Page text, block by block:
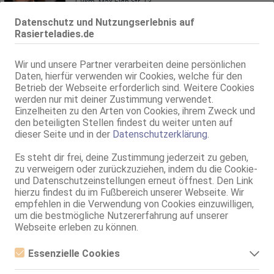
Datenschutz und Nutzungserlebnis auf
Rasierteladies.de
Wir und unsere Partner verarbeiten deine persönlichen
Daten, hierfür verwenden wir Cookies, welche für den
Betrieb der Webseite erforderlich sind. Weitere Cookies
werden nur mit deiner Zustimmung verwendet.
Einzelheiten zu den Arten von Cookies, ihrem Zweck und
den beteiligten Stellen findest du weiter unten auf
dieser Seite und in der Datenschutzerklärung.
Es steht dir frei, deine Zustimmung jederzeit zu geben,
zu verweigern oder zurückzuziehen, indem du die Cookie-
und Datenschutzeinstellungen erneut öffnest. Den Link
hierzu findest du im Fußbereich unserer Webseite. Wir
empfehlen in die Verwendung von Cookies einzuwilligen,
um die bestmögliche Nutzererfahrung auf unserer
Webseite erleben zu können.
Essenzielle Cookies
Essenzielle Cookies sind alle notwendigen Cookies, die für den
1.9km, Max-Eyth-Str. 13
Laura
48 Jahre, 80D, KF 36, 1.70m, total rasiert, deutsch
69, Schmu., Kuscheln, Körperküs., LS
Nürtingen VIDEO
1.9km, Max-Eyth-Str. 13
Alice AV Expertin - Neu in deiner Stadt!
27 Jahre, 80D, KF 38, 1.65m, 55 kg, total rasiert, südländisch
AV, 69, DT, NSa, Franz b. Ihr, BV, AV b. Ihm
1.9km, Max-Eyth-Str. 13
Antonia - Neu in deiner Stadt!
30 Jahre, 80D, KF 38, 1.70m, 58 kg, total rasiert, osteuropäisch
AV, 69, NSa, BV, AV b. Ihm, DSa, DSp
Live Sex Cam
LIVE BellaLeen
Englisch